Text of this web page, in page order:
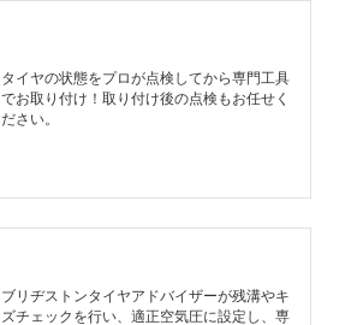
タイヤの状態をプロが点検してから専門工具
でお取り付け！取り付け後の点検もお任せく
ださい。
ブリヂストンタイヤアドバイザーが残溝やキ
ズチェックを行い、適正空気圧に設定し、専